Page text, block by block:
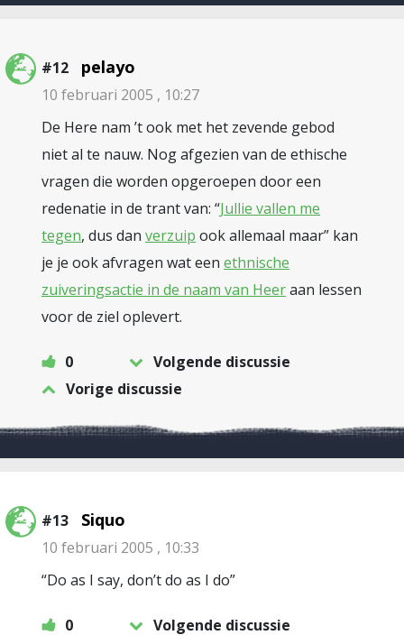
#12 pelayo
10 februari 2005 , 10:27
De Here nam ’t ook met het zevende gebod
niet al te nauw. Nog afgezien van de ethische
vragen die worden opgeroepen door een
redenatie in de trant van: “Jullie vallen me
tegen, dus dan verzuip ook allemaal maar” kan
je je ook afvragen wat een ethnische
zuiveringsactie in de naam van Heeraan lessen
voor de ziel oplevert.
0
Volgende discussie
Vorige discussie
#13 Siquo
10 februari 2005 , 10:33
“Do as I say, don’t do as I do”
0 Volgende discussie